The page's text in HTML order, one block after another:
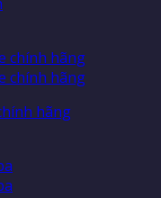
hãng